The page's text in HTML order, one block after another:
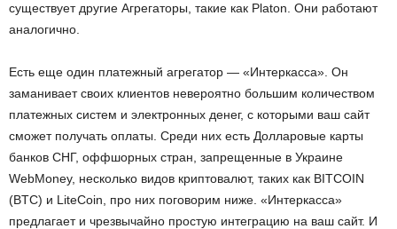
существует другие Агрегаторы, такие как Platon. Они работают
аналогично.
Есть еще один платежный агрегатор — «Интеркасса». Он
заманивает своих клиентов невероятно большим количеством
платежных систем и электронных денег, с которыми ваш сайт
сможет получать оплаты. Среди них есть Долларовые карты
банков СНГ, оффшорных стран, запрещенные в Украине
WebMoney, несколько видов криптовалют, таких как BITCOIN
(BTC) и LiteCoin, про них поговорим ниже. «Интеркасса»
предлагает и чрезвычайно простую интеграцию на ваш сайт. И